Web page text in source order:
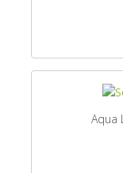
Aqua